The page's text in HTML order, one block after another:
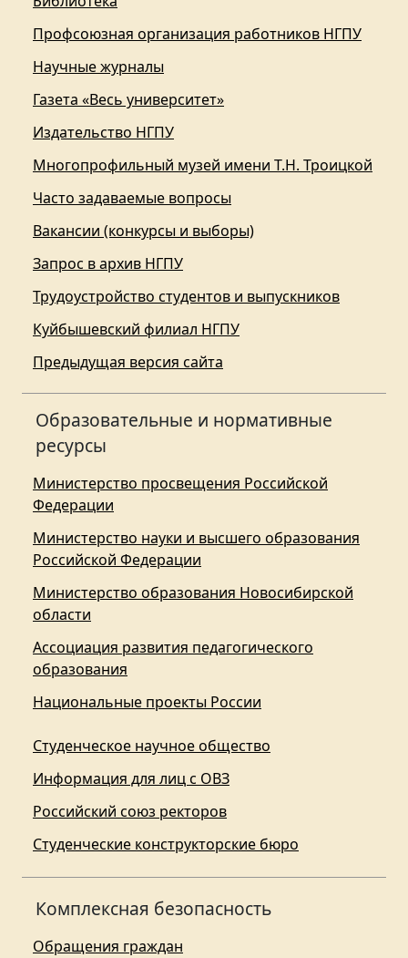
Профсоюзная организация работников НГПУ
Научные журналы
Газета «Весь университет»
Издательство НГПУ
Многопрофильный музей имени Т.Н. Троицкой
Часто задаваемые вопросы
Вакансии (конкурсы и выборы)
Запрос в архив НГПУ
Трудоустройство студентов и выпускников
Куйбышевский филиал НГПУ
Предыдущая версия сайта
Образовательные и нормативные
ресурсы
Министерство просвещения Российской
Федерации
Министерство науки и высшего образования
Российской Федерации
Министерство образования Новосибирской
области
Ассоциация развития педагогического
образования
Национальные проекты России
Студенческое научное общество
Информация для лиц с ОВЗ
Российский союз ректоров
Студенческие конструкторские бюро
Комплексная безопасность
Обращения граждан